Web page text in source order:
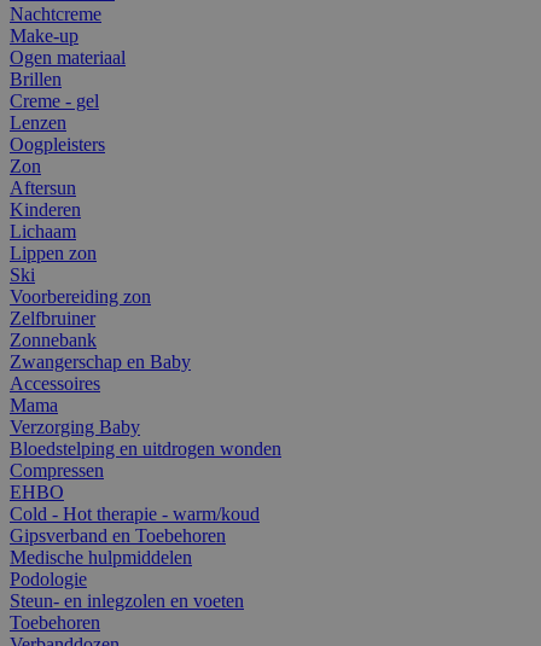
Nachtcreme
Make-up
Ogen materiaal
Brillen
Creme - gel
Lenzen
Oogpleisters
Zon
Aftersun
Kinderen
Lichaam
Lippen zon
Ski
Voorbereiding zon
Zelfbruiner
Zonnebank
Zwangerschap en Baby
Accessoires
Mama
Verzorging Baby
Bloedstelping en uitdrogen wonden
Compressen
EHBO
Cold - Hot therapie - warm/koud
Gipsverband en Toebehoren
Medische hulpmiddelen
Podologie
Steun- en inlegzolen en voeten
Toebehoren